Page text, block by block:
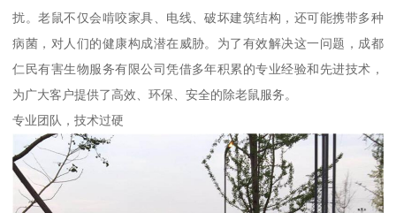
扰。老鼠不仅会啃咬家具、电线、破坏建筑结构，还可能携带多种
病菌，对人们的健康构成潜在威胁。为了有效解决这一问题，成都
仁民有害生物服务有限公司凭借多年积累的专业经验和先进技术，
为广大客户提供了高效、环保、安全的除老鼠服务。
专业团队，技术过硬